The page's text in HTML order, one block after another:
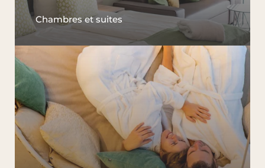
Chambres et suites